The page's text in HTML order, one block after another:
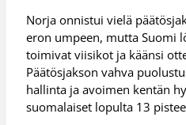
Norja onnistui vielä
eron umpeen, mutta Suomi
toimivat viisikot ja käänsi
Päätösjakson vahva
hallinta ja avoimen kentän
suomalaiset lopulta 13